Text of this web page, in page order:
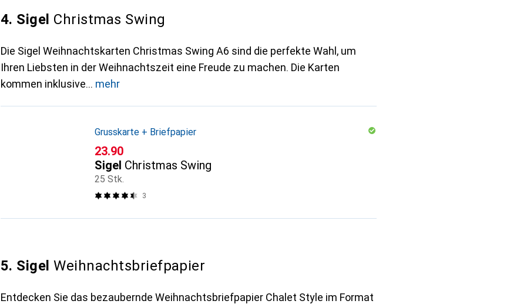
4. Sigel Christmas Swing
Die Sigel Weihnachtskarten Christmas Swing A6 sind die perfekte Wahl, um
Ihren Liebsten in der Weihnachtszeit eine Freude zu machen. Die Karten
kommen inklusive
mehr
Grusskarte + Briefpapier
CHF
23.90
Sigel Christmas Swing
25 Stk.
3
5. Sigel Weihnachtsbriefpapier
Entdecken Sie das bezaubernde Weihnachtsbriefpapier Chalet Style im Format